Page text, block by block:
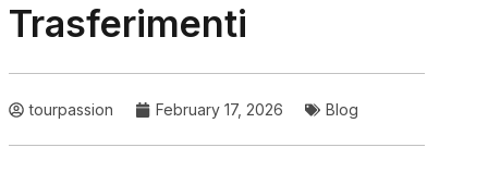
Trasferimenti
tourpassion February 17, 2026 Blog